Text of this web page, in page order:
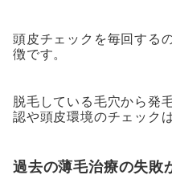
頭皮チェックを毎回する
徴です。
脱毛している毛穴から発
認や頭皮環境のチェック
過去の薄毛治療の失敗